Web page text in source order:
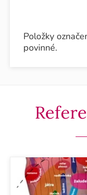
Položky
povinné.